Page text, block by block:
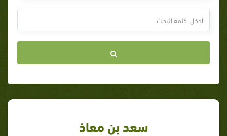
سعد بن معاذ